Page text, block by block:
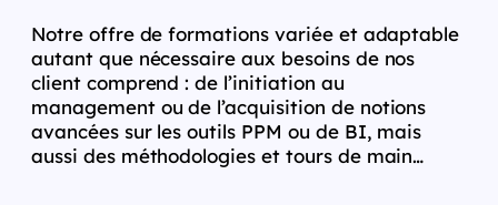
Notre offre de formations variée et adaptable
autant que nécessaire aux besoins de nos
client comprend : de l’initiation au
management ou de l’acquisition de notions
avancées sur les outils PPM ou de BI, mais
aussi des méthodologies et tours de main…